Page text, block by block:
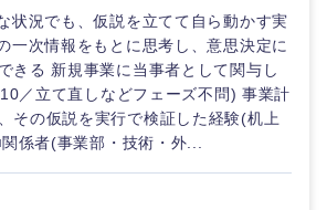
状況でも、仮説を立てて自ら動かす実
一次情報をもとに思考し、意思決定に
きる 新規事業に当事者として関与し
／立て直しなどフェーズ不問) 事業計
その仮説を実行で検証した経験(机上
係者(事業部・技術・外...